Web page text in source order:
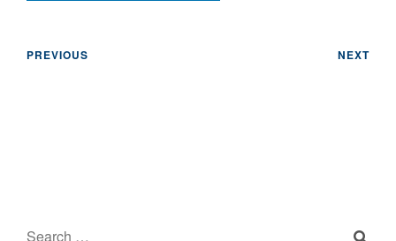
PREVIOUS NEXT